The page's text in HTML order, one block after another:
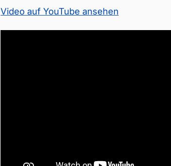
Video auf YouTube ansehen